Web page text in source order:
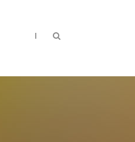
|